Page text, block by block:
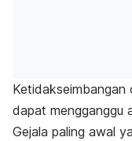
Ketidakseimbangan
dapat mengganggu
Gejala paling awal